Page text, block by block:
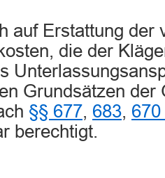
auf Erstattung der
die der
Grundsätzen der
§§ 677, 683,
berechtigt.